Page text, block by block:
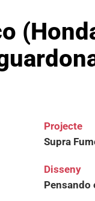
Projecte
Supra
Disseny
Pensando